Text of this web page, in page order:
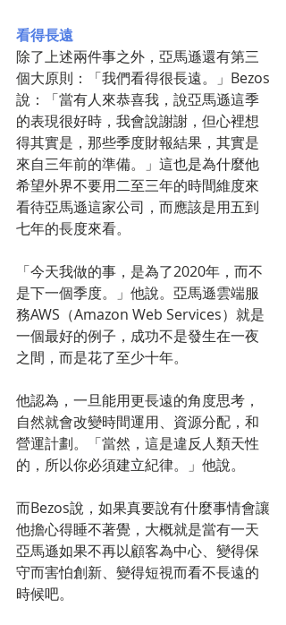
看得長遠
除了上述兩件事之外，亞馬遜還有第三
個大原則：「我們看得很長遠。」Bezos
說：「當有人來恭喜我，說亞馬遜這季
的表現很好時，我會說謝謝，但心裡想
得其實是，那些季度財報結果，其實是
來自三年前的準備。」這也是為什麼他
希望外界不要用二至三年的時間維度來
看待亞馬遜這家公司，而應該是用五到
七年的長度來看。
「今天我做的事，是為了2020年，而不
是下一個季度。」他說。亞馬遜雲端服
務AWS（Amazon Web Services）就是
一個最好的例子，成功不是發生在一夜
之間，而是花了至少十年。
他認為，一旦能用更長遠的角度思考，
自然就會改變時間運用、資源分配，和
營運計劃。「當然，這是違反人類天性
的，所以你必須建立紀律。」他說。
而Bezos說，如果真要說有什麼事情會讓
他擔心得睡不著覺，大概就是當有一天
亞馬遜如果不再以顧客為中心、變得保
守而害怕創新、變得短視而看不長遠的
時候吧。